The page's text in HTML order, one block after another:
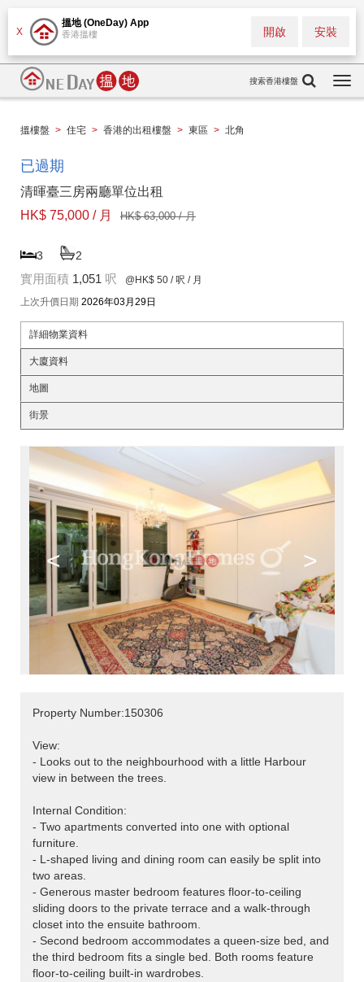
X
搵地 (OneDay) App
香港搵樓 安裝
開啟
搜索香港樓盤
搵樓盤 > 住宅 > 香港的出租樓盤 > 東區 > 北角
已過期
清暉臺三房兩廳單位出租
HK$ 75,000 / 月
HK$ 63,000 / 月
3 2
實用面積 1,051 呎 @HK$ 50 / 呎 / 月
上次升價日期 2026年03月29日
詳細物業資料
大廈資料
地圖
街景
< >
Property Number:150306
View:
- Looks out to the neighbourhood with a little Harbour
view in between the trees.
Internal Condition:
- Two apartments converted into one with optional
furniture.
- L-shaped living and dining room can easily be split into
two areas.
- Generous master bedroom features floor-to-ceiling
sliding doors to the private terrace and a walk-through
closet into the ensuite bathroom.
- Second bedroom accommodates a queen-size bed, and
the third bedroom fits a single bed. Both rooms feature
floor-to-ceiling built-in wardrobes.